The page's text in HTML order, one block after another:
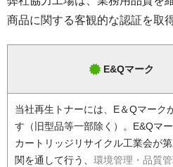
商品に関する客観的な認証を取
E&Qマーク
当社再生トナーには、E＆Qマーク
す（旧型品等一部除く）。E&Qマ
カートリッジリサイクル工業会が
関を通して行う、 環境管理・品質